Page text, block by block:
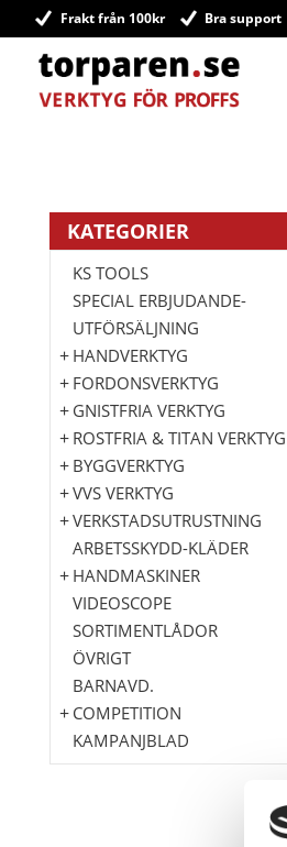
Frakt från 100kr Bra support
KATEGORIER
KS TOOLS
SPECIAL ERBJUDANDE-
UTFÖRSÄLJNING
HANDVERKTYG
FORDONSVERKTYG
GNISTFRIA VERKTYG
ROSTFRIA & TITAN VERKTYG
BYGGVERKTYG
VVS VERKTYG
VERKSTADSUTRUSTNING
ARBETSSKYDD-KLÄDER
HANDMASKINER
VIDEOSCOPE
SORTIMENTLÅDOR
ÖVRIGT
BARNAVD.
COMPETITION
KAMPANJBLAD